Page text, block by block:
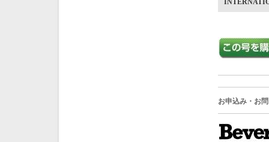
お申込み・お